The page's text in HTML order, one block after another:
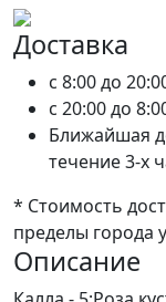
Доставка
c 8:00 до
c 20:00 до
Ближайшая
течение 3-х
* Стоимость
пределы города
Описание